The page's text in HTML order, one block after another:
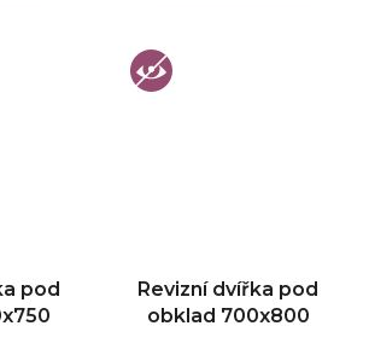
pod
Revizní dvířka pod
obklad 700x800